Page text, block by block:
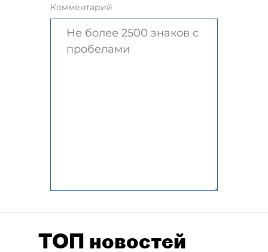
Комментарий
ТОП новостей